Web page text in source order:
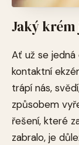
Jaký krém
Ať už se
kontaktní
trápí nás,
způsobem
řešení, které
zabralo, je